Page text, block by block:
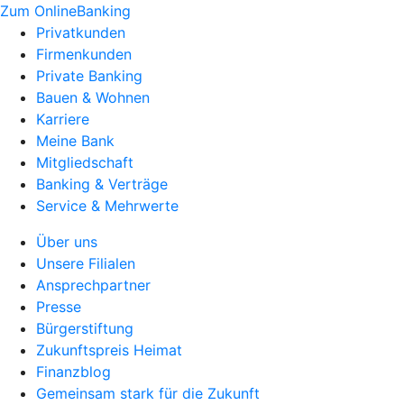
Zum OnlineBanking
Privatkunden
Firmenkunden
Private Banking
Bauen & Wohnen
Karriere
Meine Bank
Mitgliedschaft
Banking & Verträge
Service & Mehrwerte
Über uns
Unsere Filialen
Ansprechpartner
Presse
Bürgerstiftung
Zukunftspreis Heimat
Finanzblog
Gemeinsam stark für die Zukunft